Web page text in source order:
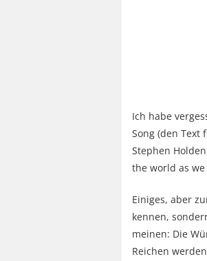
Ich habe
Song (den Text
Stephen
the world as
Einiges, aber
kennen,
meinen: Die
Reichen